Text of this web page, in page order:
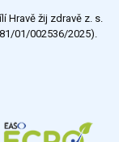
Hravě žij zdravě z. s.
01/002536/2025).